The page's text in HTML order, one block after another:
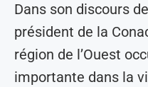
Dans son discours
président de la
région de l’Ouest
importante dans la